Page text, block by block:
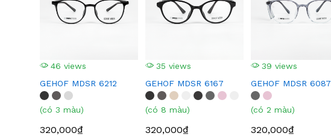
46 views
GEHOF MDSR 6212
(có 3 màu)
320,000₫
35 views
GEHOF MDSR 6167
(có 8 màu)
320,000₫
39 views
GEHOF MDSR 6087
(có 2 màu)
320,000₫